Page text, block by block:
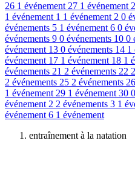
26 1 événement 27 1 événement
1 événement 1 1 événement 2 0
événements 5 1 événement 6 0
événements 9 0 événements 10 0
événement 13 0 événements 14 1
événement 17 1 événement 18 1
événements 21 2 événements 22
2 événements 25 2 événements 26
1 événement 29 1 événement 30
événement 2 2 événements 3 1
événement 6 1 événement
entraînement à la natation